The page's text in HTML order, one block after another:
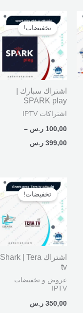
تخفيضات!
اشتراك سبارك |
SPARK play
اشتراكات IPTV
100,00 ر.س –
399,00 ر.س
نطاق
السعر:
من
خلال
⁦399,00 ر.س⁩
تخفيضات!
اشتراك Shark | Tera
tv
عروض و تخفيضات
IPTV
350,00 ر.س
السعر
الأصلي
هو:
350,00 ر.س.
السعر
الحالي
هو: